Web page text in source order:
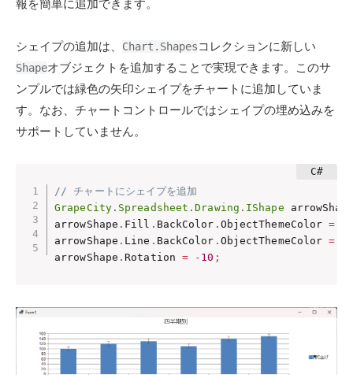
報を簡単に追加できます。
シェイプの追加は、 Chart.Shapesコレクションに新しい
Shapeオブジェクトを追加することで実現できます。このサ
ンプルでは緑色の矢印シェイプをチャートに追加していま
す。なお、チャートコントロールではシェイプの埋め込みを
サポートしていません。
// チャートにシェイプを追加
GrapeCity. Spreadsheet .Drawing . IShape
arrowShape . Fill . BackColor . ObjectThemeColor =
arrowShape . Line . BackColor . ObjectThemeColor =
arrowShape . Rotation = - 10 ;